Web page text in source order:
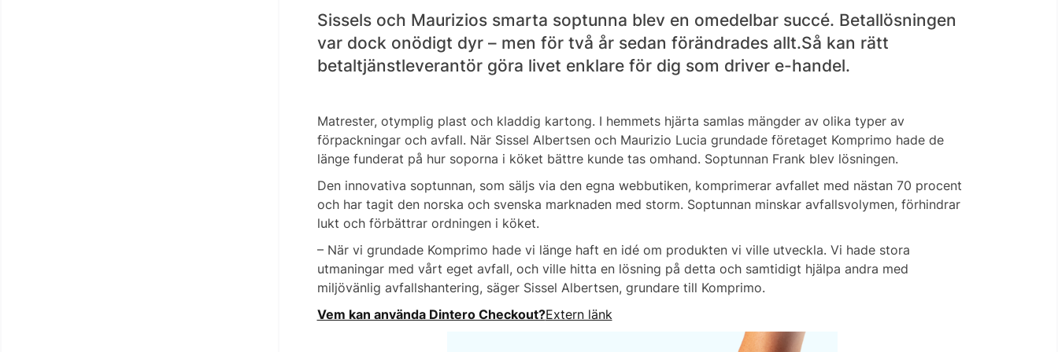
Sissels och Maurizios smarta soptunna blev en omedelbar succé. Betallösningen
var dock onödigt dyr – men för två år sedan förändrades allt.Så kan rätt
betaltjänstleverantör göra livet enklare för dig som driver e-handel.
Matrester, otymplig plast och kladdig kartong. I hemmets hjärta samlas mängder av olika typer av
förpackningar och avfall. När Sissel Albertsen och Maurizio Lucia grundade företaget Komprimo hade de
länge funderat på hur soporna i köket bättre kunde tas omhand. Soptunnan Frank blev lösningen.
Den innovativa soptunnan, som säljs via den egna webbutiken, komprimerar avfallet med nästan 70 procent
och har tagit den norska och svenska marknaden med storm. Soptunnan minskar avfallsvolymen, förhindrar
lukt och förbättrar ordningen i köket.
– När vi grundade Komprimo hade vi länge haft en idé om produkten vi ville utveckla. Vi hade stora
utmaningar med vårt eget avfall, och ville hitta en lösning på detta och samtidigt hjälpa andra med
miljövänlig avfallshantering, säger Sissel Albertsen, grundare till Komprimo.
Vem kan använda Dintero Checkout?Extern länk